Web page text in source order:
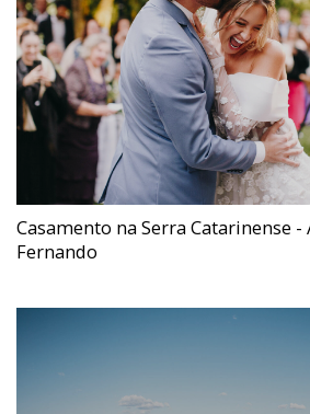
Casamento na Serra Catarinense -
Fernando